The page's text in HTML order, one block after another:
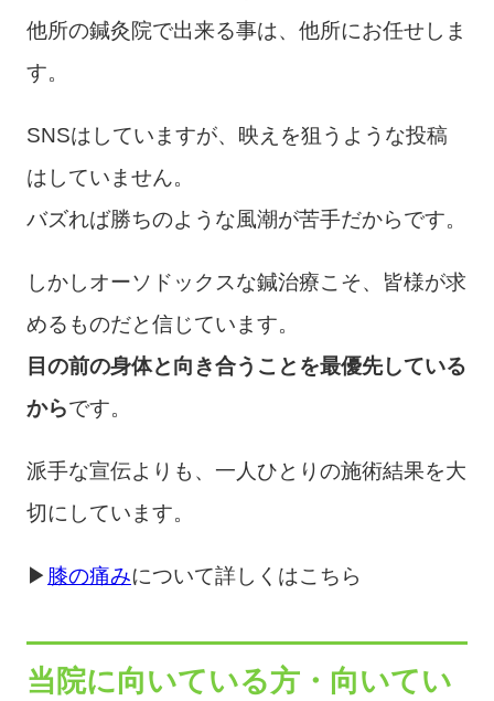
他所の鍼灸院で出来る事は、他所にお任せしま
す。
SNSはしていますが、映えを狙うような投稿
はしていません。
バズれば勝ちのような風潮が苦手だからです。
しかしオーソドックスな鍼治療こそ、皆様が求
めるものだと信じています。
目の前の身体と向き合うことを最優先している
からです。
派手な宣伝よりも、一人ひとりの施術結果を大
切にしています。
▶ 膝の痛みについて詳しくはこちら
当院に向いている方・向いてい